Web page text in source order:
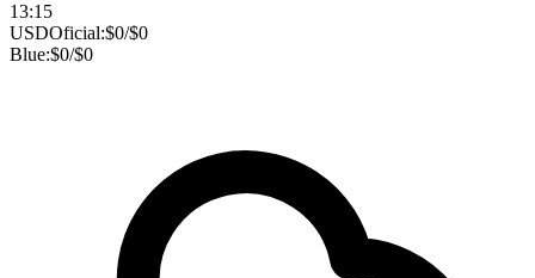
13:15
USDOficial:$0/$0
Blue:$0/$0